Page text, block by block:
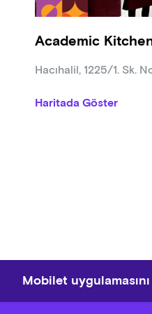
Baklava (yufka açma ve
Academic
Hacıhalil, 1225/1. Sk.
Haritada Göster
Mobilet